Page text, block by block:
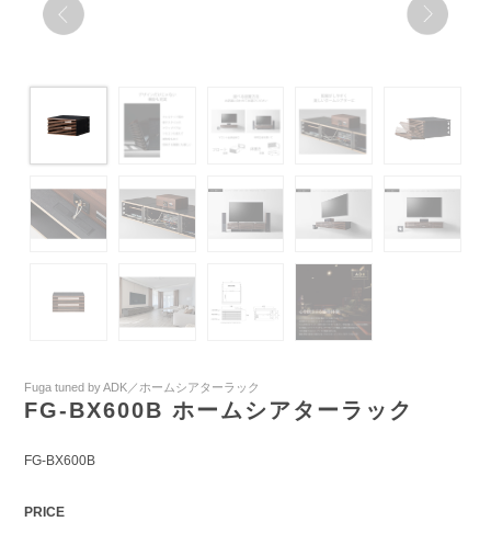
Fuga tuned by ADK／ホームシアターラック
FG-BX600B ホームシアターラック
FG-BX600B
PRICE